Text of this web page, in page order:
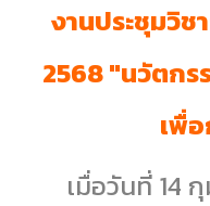
งานประชุมวิช
2568 "นวัตกร
เพื่
เมื่อวันที่ 14